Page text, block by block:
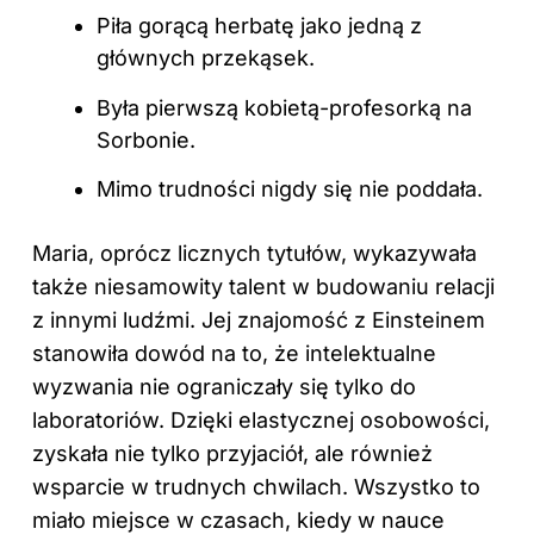
Piła gorącą herbatę jako jedną z
głównych przekąsek.
Była pierwszą kobietą-profesorką na
Sorbonie.
Mimo trudności nigdy się nie poddała.
Maria, oprócz licznych tytułów, wykazywała
także niesamowity talent w budowaniu relacji
z innymi ludźmi. Jej znajomość z Einsteinem
stanowiła dowód na to, że intelektualne
wyzwania nie ograniczały się tylko do
laboratoriów. Dzięki elastycznej osobowości,
zyskała nie tylko przyjaciół, ale również
wsparcie w trudnych chwilach. Wszystko to
miało miejsce w czasach, kiedy w nauce